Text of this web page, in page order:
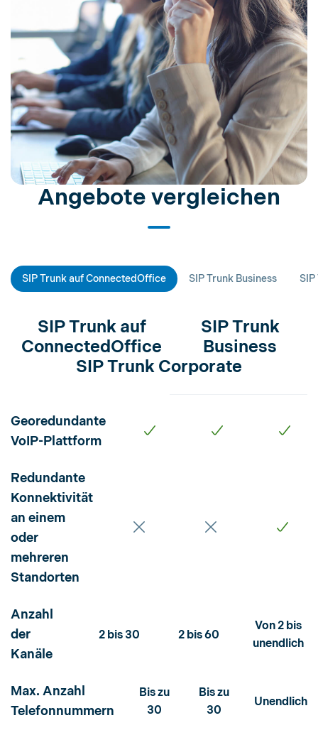
Angebote vergleichen
SIP Trunk auf ConnectedOffice SIP Trunk Business
SIP Trunk auf
ConnectedOffice
SIP Trunk
Business
SIP Trunk Corporate
Georedundante
VoIP-Plattform
Redundante
Konnektivität
an einem
oder
mehreren
Standorten
Anzahl
der
Kanäle
2 bis 30 2 bis 60
Von 2 bis
unendlich
Max. Anzahl
Telefonnummern
Bis zu
30
Bis zu
30
Unendlich